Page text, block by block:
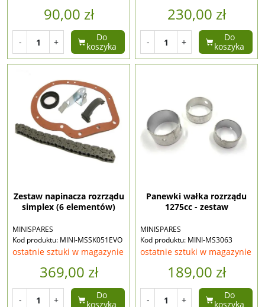
90,00 zł
- +
Do
koszyka
230,00 zł
- +
Do
koszyka
Zestaw napinacza rozrządu
simplex (6 elementów)
MINISPARES
Kod produktu: MINI-MSSK051EVO
ostatnie sztuki w magazynie
369,00 zł
- +
Do
koszyka
Panewki wałka rozrządu
1275cc - zestaw
MINISPARES
Kod produktu: MINI-MS3063
ostatnie sztuki w magazynie
189,00 zł
- +
Do
koszyka